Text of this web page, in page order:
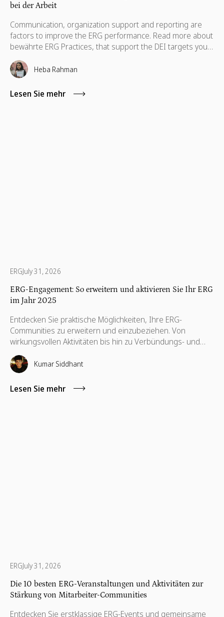
bei der Arbeit
Communication, organization support and reporting are
factors to improve the ERG performance. Read more about
bewährte ERG Practices, that support the DEI targets your
company.
Heba Rahman
Lesen Sie mehr
ERGJuly 31, 2026
ERG-Engagement: So erweitern und aktivieren Sie Ihr ERG
im Jahr 2025
Entdecken Sie praktische Möglichkeiten, Ihre ERG-
Communities zu erweitern und einzubeziehen. Von
wirkungsvollen Aktivitäten bis hin zu Verbündungs- und
Führungsstrategien — dieser Leitfaden hilft ERGs, bei der
Arbeit echte Verbindungen herzustellen und
Veränderungen herbeizuführen.
Kumar Siddhant
Lesen Sie mehr
ERGJuly 31, 2026
Die 10 besten ERG-Veranstaltungen und Aktivitäten zur
Stärkung von Mitarbeiter-Communities
Entdecken Sie erstklassige ERG-Events und gemeinsame